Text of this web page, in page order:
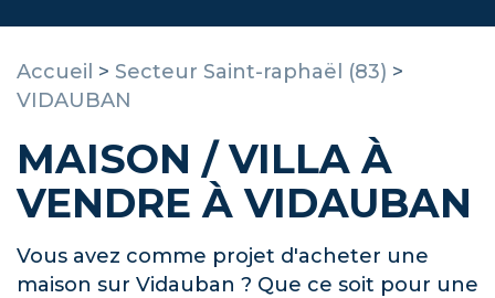
Accueil > Secteur Saint-raphaël (83) >
VIDAUBAN
MAISON / VILLA À
VENDRE À VIDAUBAN
Vous avez comme projet d'acheter une
maison sur Vidauban ? Que ce soit pour une